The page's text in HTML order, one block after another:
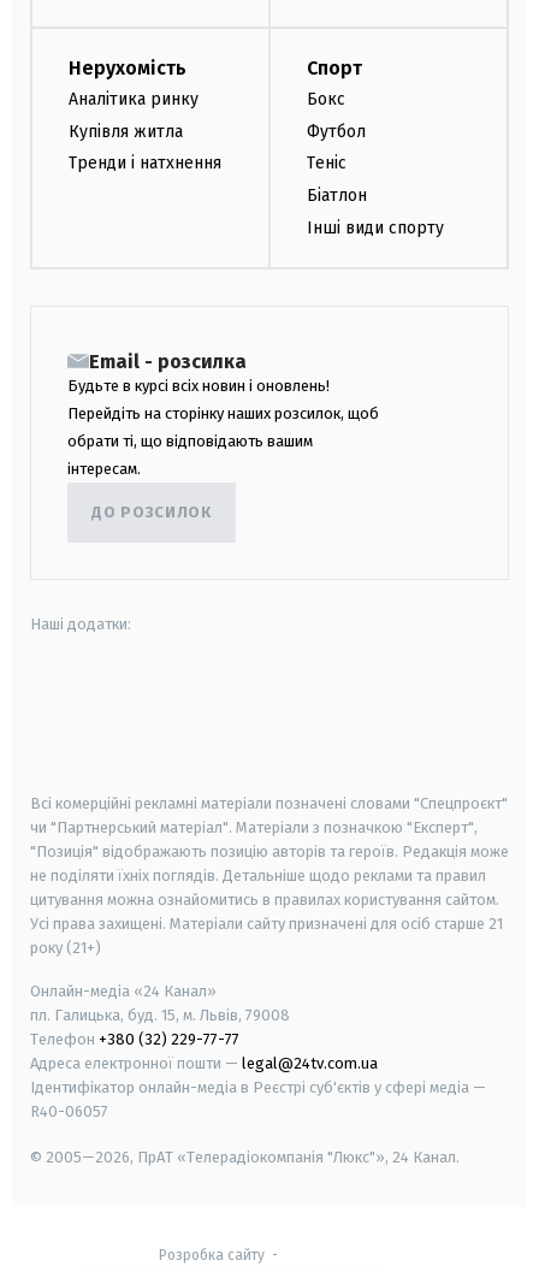
Нерухомість
Аналітика ринку
Купівля житла
Тренди і натхнення
Спорт
Бокс
Футбол
Теніс
Біатлон
Інші види спорту
Email - розсилка
Будьте в курсі всіх новин і оновлень!
Перейдіть на сторінку наших розсилок, щоб
обрати ті, що відповідають вашим
інтересам.
ДО РОЗСИЛОК
Наші додатки:
Всі комерційні рекламні матеріали позначені словами "Спецпроєкт"
чи "Партнерський матеріал". Матеріали з позначкою "Експерт",
"Позиція" відображають позицію авторів та героїв. Редакція може
не поділяти їхніх поглядів. Детальніше щодо реклами та правил
цитування можна ознайомитись в правилах користування сайтом.
Усі права захищені. Матеріали сайту призначені для осіб старше 21
року (21+)
Онлайн-медіа «24 Канал»
пл. Галицька, буд. 15, м. Львів, 79008
Телефон +380 (32) 229-77-77
Адреса електронної пошти — legal@24tv.com.ua
Ідентифікатор онлайн-медіа в Реєстрі суб'єктів у сфері медіа —
R40-06057
© 2005—2026, ПрАТ «Телерадіокомпанія "Люкс"», 24 Канал.
Розробка сайту-